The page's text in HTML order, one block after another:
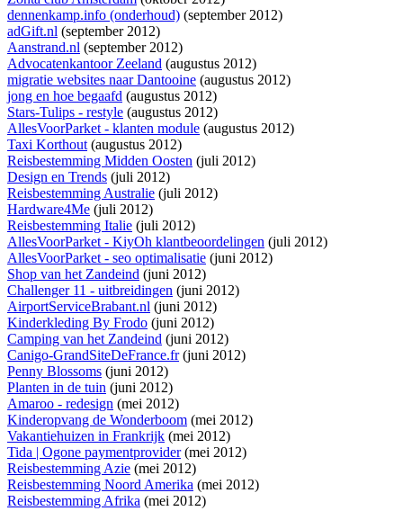
dennenkamp.info (onderhoud) (september 2012)
adGift.nl (september 2012)
Aanstrand.nl (september 2012)
Advocatenkantoor Zeeland (augustus 2012)
migratie websites naar Dantooine (augustus 2012)
jong en hoe begaafd (augustus 2012)
Stars-Tulips - restyle (augustus 2012)
AllesVoorParket - klanten module (augustus 2012)
Taxi Korthout(augustus 2012)
Reisbestemming Midden Oosten (juli 2012)
Design en Trends (juli 2012)
Reisbestemming Australie (juli 2012)
Hardware4Me (juli 2012)
Reisbestemming Italie (juli 2012)
AllesVoorParket - KiyOh klantbeoordelingen (juli 2012)
AllesVoorParket - seo optimalisatie (juni 2012)
Shop van het Zandeind (juni 2012)
Challenger 11 - uitbreidingen (juni 2012)
AirportServiceBrabant.nl (juni 2012)
Kinderkleding By Frodo (juni 2012)
Camping van het Zandeind (juni 2012)
Canigo-GrandSiteDeFrance.fr(juni 2012)
Penny Blossoms (juni 2012)
Planten in de tuin (juni 2012)
Amaroo - redesign (mei 2012)
Kinderopvang de Wonderboom (mei 2012)
Vakantiehuizen in Frankrijk (mei 2012)
Tida | Ogone paymentprovider(mei 2012)
Reisbestemming Azie (mei 2012)
Reisbestemming Noord Amerika (mei 2012)
Reisbestemming Afrika (mei 2012)